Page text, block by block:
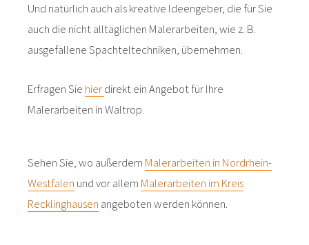
Und natürlich auch als kreative Ideengeber, die für Sie
auch die nicht alltäglichen Malerarbeiten, wie z. B.
ausgefallene Spachteltechniken, übernehmen.
Erfragen Sie hierdirekt ein Angebot für Ihre
Malerarbeiten in Waltrop.
Sehen Sie, wo außerdem Malerarbeiten in Nordrhein-
Westfalen und vor allem Malerarbeiten im Kreis
Recklinghausen angeboten werden können.